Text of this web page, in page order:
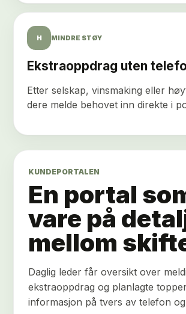
H MINDRE STØY
Ekstraoppdrag uten
Etter selskap, vinsmaking eller
dere melde behovet inn direkte i
KUNDEPORTALEN
En portal
vare på
mellom
Daglig leder får oversikt over
ekstraoppdrag og planlagte
informasjon på tvers av telefon